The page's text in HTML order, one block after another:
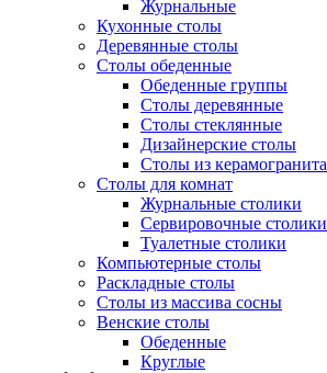
Журнальные
Кухонные столы
Деревянные столы
Столы обеденные
Обеденные группы
Столы деревянные
Столы стеклянные
Дизайнерские столы
Столы из керамогранита
Столы для комнат
Журнальные столики
Сервировочные столики
Туалетные столики
Компьютерные столы
Раскладные столы
Столы из массива сосны
Венские столы
Обеденные
Круглые